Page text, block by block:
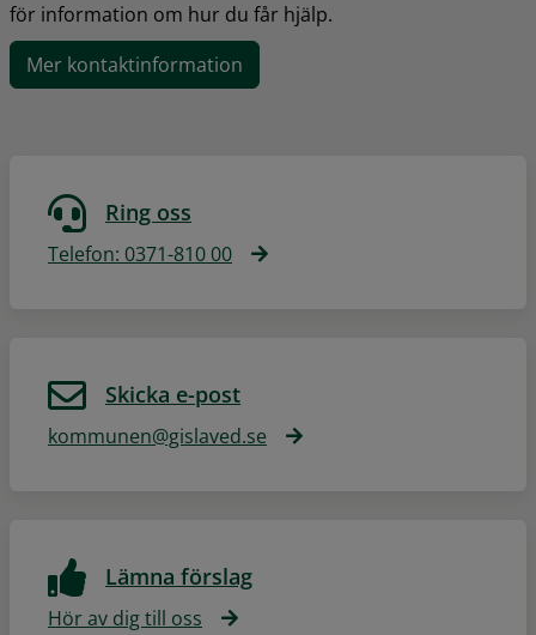
för information om hur du får hjälp.
Mer kontaktinformation
Ring oss
Telefon: 0371-810 00
Skicka e-post
kommunen@gislaved.se
Lämna förslag
Hör av dig till oss